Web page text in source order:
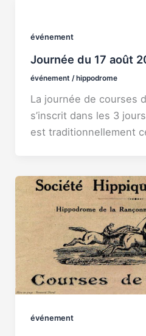
événement
Journée du 17 août
événement / hippodrome
La journée de courses
s’inscrit dans les 3
est traditionnellement
événement